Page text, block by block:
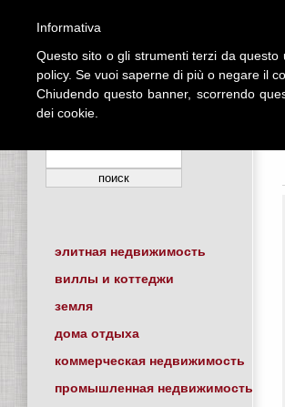
элитная недвижимость
виллы и коттеджи
земля
дома отдыха
коммерческая недвижимость
промышленная недвижимость
Informativa
Questo sito o gli strumenti terzi da
policy. Se vuoi saperne di più o negare il
Chiudendo questo banner, scorrendo
dei cookie.